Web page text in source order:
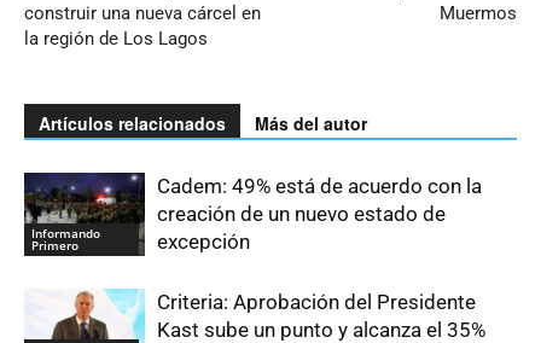
construir una nueva cárcel en
la región de Los Lagos
Muermos
Artículos relacionados Más del autor
Informando
Primero
Cadem: 49% está de acuerdo con la
creación de un nuevo estado de
excepción
Criteria: Aprobación del Presidente
Kast sube un punto y alcanza el 35%